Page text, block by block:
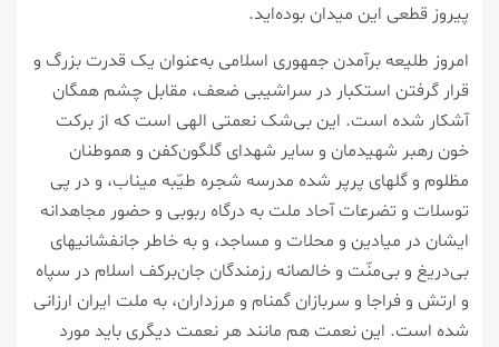
پیروز قطعی این میدان بوده‌اید.
امروز طلیعه‌ برآمدن جمهوری اسلامی به‌عنوان یک قدرت بزرگ و
قرار گرفتن استکبار در سراشیبی ضعف، مقابل چشم همگان
آشکار شده است. این بی‌شک نعمتی الهی است که از برکت
خون رهبر شهیدمان و سایر شهدای گلگون‌کفن و هموطنان
مظلوم و گلهای پرپر شده مدرسه شجره طیّبه میناب، و در پی
توسلات و تضرعات آحاد ملت به درگاه ربوبی و حضور مجاهدانه
ایشان در میادین و محلات و مساجد، و به‌ خاطر جانفشانیهای
بی‌دریغ و بی‌منّت و خالصانه رزمندگان جان‌برکف اسلام در سپاه
و ارتش و فراجا و سربازان گمنام و مرزداران، به ملت ایران ارزانی
شده است. این نعمت هم مانند هر نعمت دیگری باید مورد